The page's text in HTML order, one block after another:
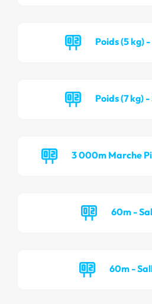
Poids (5 kg)
Poids (7 kg)
3 000m Marche
60m -
60m -